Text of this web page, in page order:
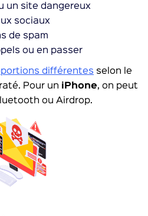
un site dangereux
sociaux
de spam
ou en passer
différentes selon le
Pour un iPhone, on peut
ou Airdrop.